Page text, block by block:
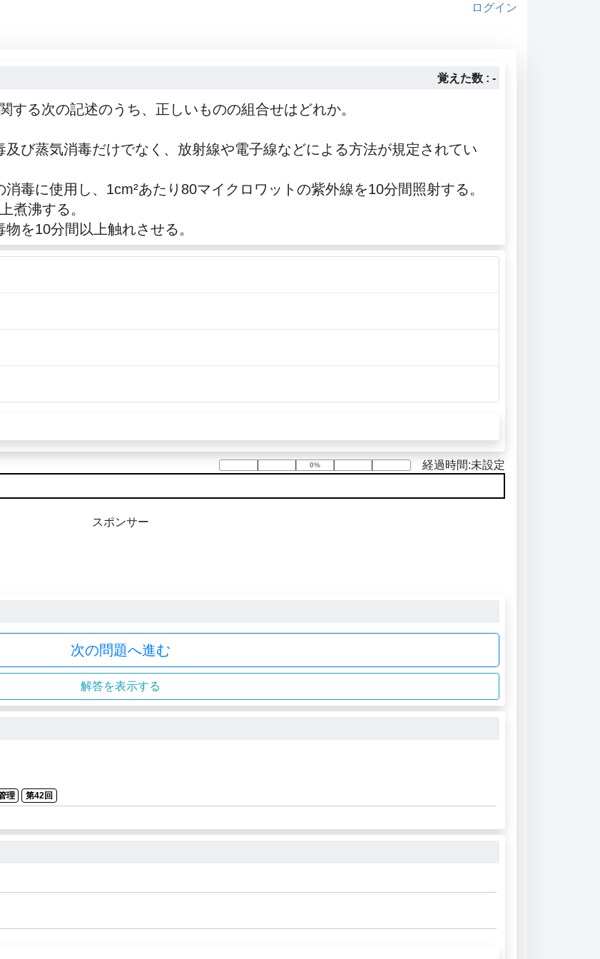
ログイン
覚えた数 : -
する次の記述のうち、正しいものの組合せはどれか。
び蒸気消毒だけでなく、放射線や電子線などによる方法が規定されてい
毒に使用し、1cm²あたり80マイクロワットの紫外線を10分間照射する。
煮沸する。
を10分間以上触れさせる。
0%
0% 経過時間:未設定
スポンサー
次の問題へ進む
解答を表示する
理 第42回